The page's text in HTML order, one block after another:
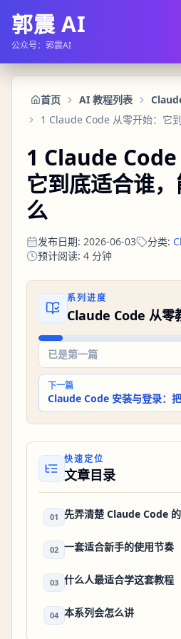
郭震 AI
公众号：郭震AI
首页 AI 教程列表
1 Claude Code
它到底适合谁
么
发布日期: 2026-06-03 分类:
预计阅读: 4 分钟
系列进度
Claude Code 从零
已是第一篇
下一篇
快速定位
文章目录
01 先弄清楚 Claude Code
02 一套适合新手的使用节奏
03 什么人最适合学这套教程
04 本系列会怎么讲